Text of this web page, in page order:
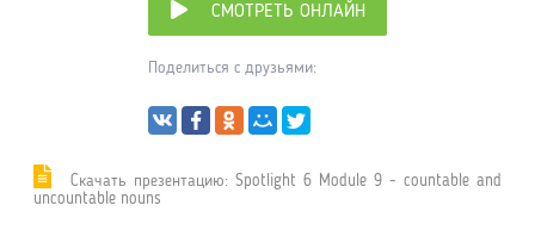
СМОТРЕТЬ ОНЛАЙН
Поделиться с друзьями:
Cкачать презентацию: Spotlight 6 Module 9 - countable and
uncountable nouns